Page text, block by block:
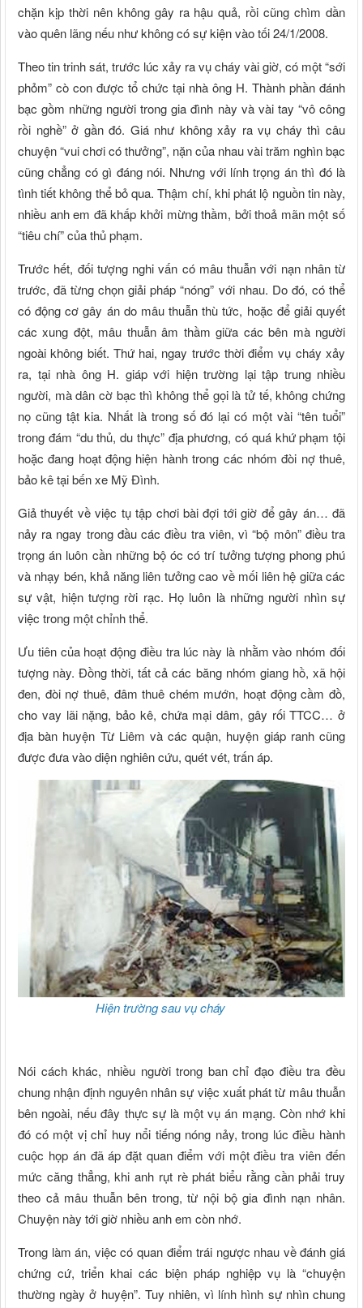
chặn kịp thời nên không gây ra hậu quả, rồi cũng chìm dần
vào quên lãng nếu như không có sự kiện vào tối 24/1/2008.
Theo tin trinh sát, trước lúc xảy ra vụ cháy vài giờ, có một “sới
phỏm” cò con được tổ chức tại nhà ông H. Thành phần đánh
bạc gồm những người trong gia đình này và vài tay “vô công
rồi nghề” ở gần đó. Giá như không xảy ra vụ cháy thì câu
chuyện “vui chơi có thưởng”, nặn của nhau vài trăm nghìn bạc
cũng chẳng có gì đáng nói. Nhưng với lính trọng án thì đó là
tình tiết không thể bỏ qua. Thậm chí, khi phát lộ nguồn tin này,
nhiều anh em đã khấp khởi mừng thầm, bởi thoả mãn một số
“tiêu chí” của thủ phạm.
Trước hết, đối tượng nghi vấn có mâu thuẫn với nạn nhân từ
trước, đã từng chọn giải pháp “nóng” với nhau. Do đó, có thể
có động cơ gây án do mâu thuẫn thù tức, hoặc để giải quyết
các xung đột, mâu thuẫn âm thầm giữa các bên mà người
ngoài không biết. Thứ hai, ngay trước thời điểm vụ cháy xảy
ra, tại nhà ông H. giáp với hiện trường lại tập trung nhiều
người, mà dân cờ bạc thì không thể gọi là tử tế, không chứng
nọ cũng tật kia. Nhất là trong số đó lại có một vài “tên tuổi”
trong đám “du thủ, du thực” địa phương, có quá khứ phạm tội
hoặc đang hoạt động hiện hành trong các nhóm đòi nợ thuê,
bảo kê tại bến xe Mỹ Đình.
Giả thuyết về việc tụ tập chơi bài đợi tới giờ để gây án… đã
nảy ra ngay trong đầu các điều tra viên, vì “bộ môn” điều tra
trọng án luôn cần những bộ óc có trí tưởng tượng phong phú
và nhạy bén, khả năng liên tưởng cao về mối liên hệ giữa các
sự vật, hiện tượng rời rạc. Họ luôn là những người nhìn sự
việc trong một chỉnh thể.
Ưu tiên của hoạt động điều tra lúc này là nhằm vào nhóm đối
tượng này. Đồng thời, tất cả các băng nhóm giang hồ, xã hội
đen, đòi nợ thuê, đâm thuê chém mướn, hoạt động cầm đồ,
cho vay lãi nặng, bảo kê, chứa mại dâm, gây rối TTCC… ở
địa bàn huyện Từ Liêm và các quận, huyện giáp ranh cũng
được đưa vào diện nghiên cứu, quét vét, trấn áp.
Hiện trường sau vụ cháy
Nói cách khác, nhiều người trong ban chỉ đạo điều tra đều
chung nhận định nguyên nhân sự việc xuất phát từ mâu thuẫn
bên ngoài, nếu đây thực sự là một vụ án mạng. Còn nhớ khi
đó có một vị chỉ huy nổi tiếng nóng nảy, trong lúc điều hành
cuộc họp án đã áp đặt quan điểm với một điều tra viên đến
mức căng thẳng, khi anh rụt rè phát biểu rằng cần phải truy
theo cả mâu thuẫn bên trong, từ nội bộ gia đình nạn nhân.
Chuyện này tới giờ nhiều anh em còn nhớ.
Trong làm án, việc có quan điểm trái ngược nhau về đánh giá
chứng cứ, triển khai các biện pháp nghiệp vụ là “chuyện
thường ngày ở huyện”. Tuy nhiên, vì lính hình sự nhìn chung